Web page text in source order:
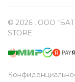
© 2026 , ООО
STORE